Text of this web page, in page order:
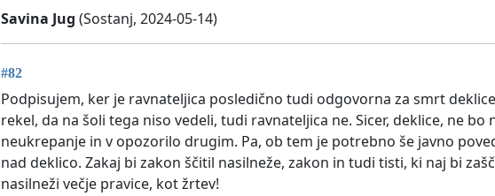
Savina Jug (Sostanj, 2024-05-14)
#82
Podpisujem, ker je ravnateljica posledično tudi odgovorna za smrt
rekel, da na šoli tega niso vedeli, tudi ravnateljica ne. Sicer, deklice, ne
neukrepanje in v opozorilo drugim. Pa, ob tem je potrebno še javno
nad deklico. Zakaj bi zakon ščitil nasilneže, zakon in tudi tisti, ki naj bi
nasilneži večje pravice, kot žrtev!